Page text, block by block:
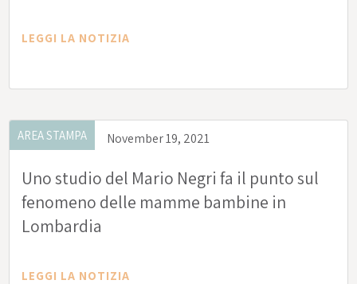
LEGGI LA NOTIZIA
AREA STAMPA November 19, 2021
Uno studio del Mario Negri fa il punto sul
fenomeno delle mamme bambine in
Lombardia
LEGGI LA NOTIZIA